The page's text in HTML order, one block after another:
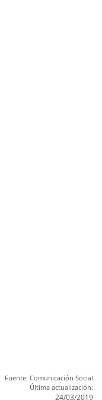
Fuente: Comunicación Social
Última actualización:
24/03/2019